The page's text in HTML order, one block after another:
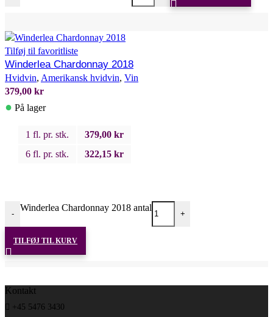
Tilføj til favoritliste
Winderlea Chardonnay 2018
Hvidvin, Amerikansk hvidvin, Vin
379,00 kr
● På lager
1 fl. pr. stk. 379,00 kr
6 fl. pr. stk.
322,15 kr
-
Winderlea Chardonnay 2018 antal
+
TILFØJ TIL KURV
Kontakt
+45 5476 3430